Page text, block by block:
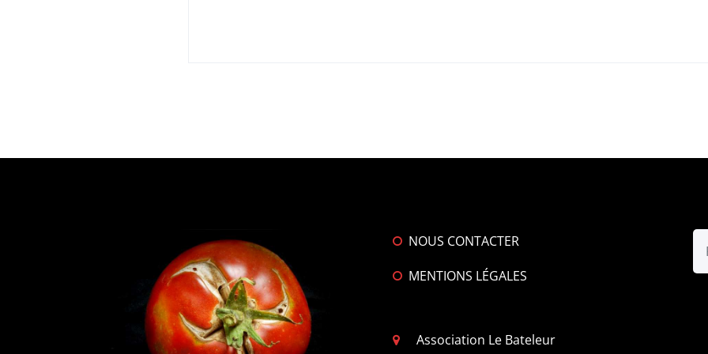
NOUS CONTACTER
MENTIONS LÉGALES
Association Le Bateleur